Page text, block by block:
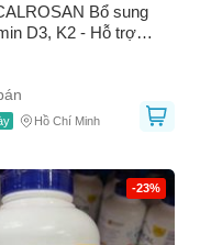
Bổ sung
D3, K2 - Hỗ trợ
khỏe, Phát triển
60 viên
Hồ Chí Minh
-23%